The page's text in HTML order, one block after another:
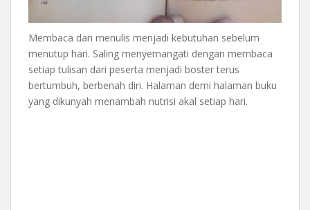
Membaca dan menulis menjadi kebutuhan sebelum
menutup hari. Saling menyemangati dengan membaca
setiap tulisan dari peserta menjadi boster terus
bertumbuh, berbenah diri. Halaman demi halaman buku
yang dikunyah menambah nutrisi akal setiap hari.